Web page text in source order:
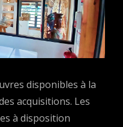
disponibles à la
acquisitions. Les
à disposition